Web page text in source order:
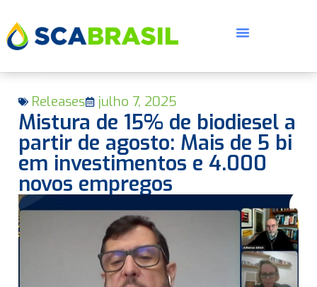
Releases julho 7, 2025
Mistura de 15% de biodiesel a
partir de agosto: Mais de 5 bi
em investimentos e 4.000
novos empregos